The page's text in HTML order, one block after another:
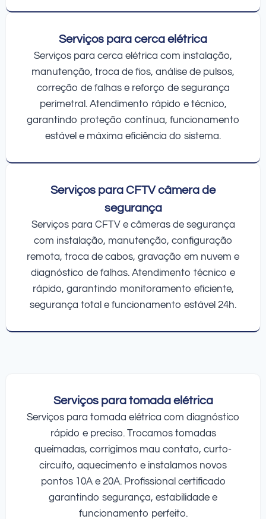
Serviços para cerca elétrica
Serviços para cerca elétrica com instalação,
manutenção, troca de fios, análise de pulsos,
correção de falhas e reforço de segurança
perimetral. Atendimento rápido e técnico,
garantindo proteção contínua, funcionamento
estável e máxima eficiência do sistema.
Serviços para CFTV câmera de
segurança
Serviços para CFTV e câmeras de segurança
com instalação, manutenção, configuração
remota, troca de cabos, gravação em nuvem e
diagnóstico de falhas. Atendimento técnico e
rápido, garantindo monitoramento eficiente,
segurança total e funcionamento estável 24h.
Serviços para tomada elétrica
Serviços para tomada elétrica com diagnóstico
rápido e preciso. Trocamos tomadas
queimadas, corrigimos mau contato, curto-
circuito, aquecimento e instalamos novos
pontos 10A e 20A. Profissional certificado
garantindo segurança, estabilidade e
funcionamento perfeito.